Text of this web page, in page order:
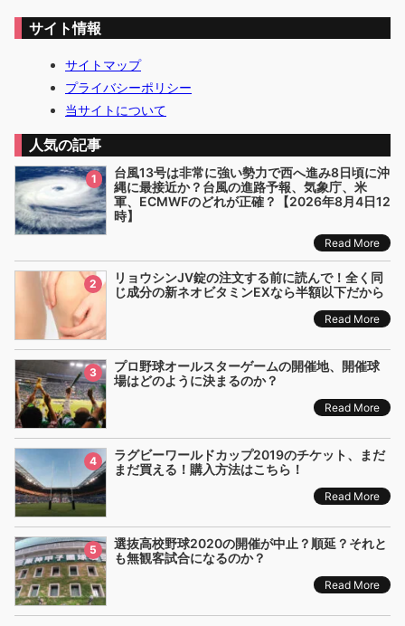
サイト情報
サイトマップ
プライバシーポリシー
当サイトについて
人気の記事
1
台風13号は非常に強い勢力で西へ進み8日頃に沖
縄に最接近か？台風の進路予報、気象庁、米
軍、ECMWFのどれが正確？【2026年8月4日12
時】
Read More
2
リョウシンJV錠の注文する前に読んで！全く同
じ成分の新ネオビタミンEXなら半額以下だから
Read More
3
プロ野球オールスターゲームの開催地、開催球
場はどのように決まるのか？
Read More
4
ラグビーワールドカップ2019のチケット、まだ
まだ買える！購入方法はこちら！
Read More
5
選抜高校野球2020の開催が中止？順延？それと
も無観客試合になるのか？
Read More